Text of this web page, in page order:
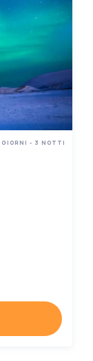
GIORNI - 3 NOTTI